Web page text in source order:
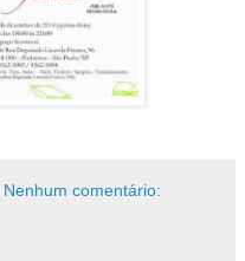
Nenhum comentário: